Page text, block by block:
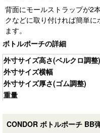
背面にモールストラップが2
クなどに取り付ければ簡単
ます。
ボトルポーチの詳細
外寸サイズ高さ(ベルクロ調整)
外寸サイズ横幅
外寸サイズ厚さ(ゴム調整)
重量
CONDOR ボトルポーチ BB